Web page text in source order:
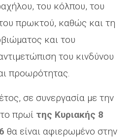
του κόλπου, του
πρωκτού, καθώς και τη
και του
του κινδύνου
προωρότητας.
σε συνεργασία με την
πρωί της Κυριακής 8
θα είναι αφιερωμένο στην